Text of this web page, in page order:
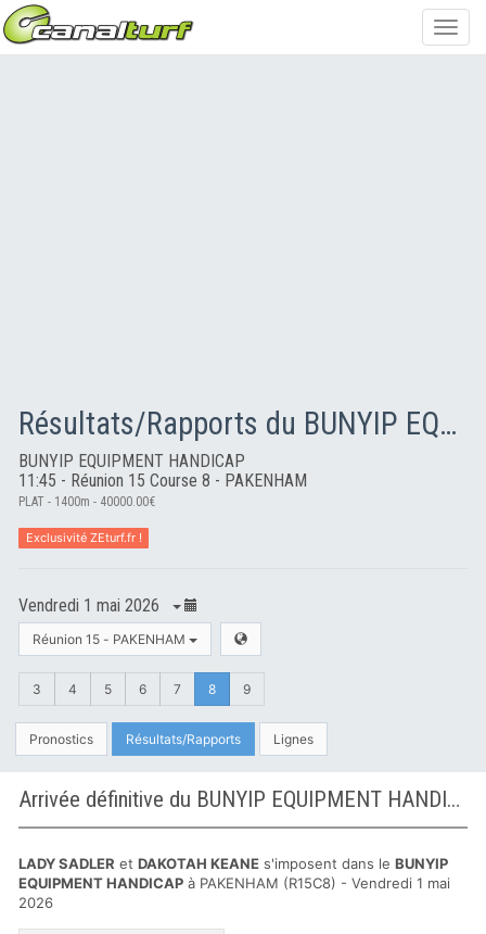
Résultats/Rapports du BUNYIP EQUIPMENT HANDICAP
BUNYIP EQUIPMENT HANDICAP
11:45 - Réunion 15 Course 8 - PAKENHAM
PLAT - 1400m - 40000.00€
Exclusivité ZEturf.fr !
Vendredi 1 mai 2026
Réunion 15 - PAKENHAM
3 4 5 6 7 8 9
Pronostics Résultats/Rapports Lignes
Arrivée définitive du BUNYIP EQUIPMENT HANDICAP à PAKENHAM
LADY SADLER et DAKOTAH KEANE s'imposent dans le BUNYIP
EQUIPMENT HANDICAP à PAKENHAM (R15C8) - Vendredi 1 mai
2026